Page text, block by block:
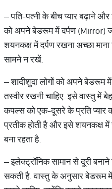
– पति-पत्नी के बीच प्यार बढ़ाने
को अपने बेडरूम में दर्पण (Mirror)
शयनकक्ष में दर्पण रखना अच्छा
सामने न रखें.
– शादीशुदा लोगों को अपने बेडरूम में
तस्वीर रखनी चाहिए. इसे वास्तु में
कपल्स को एक-दूसरे के प्रति प्यार
प्रतीक होती है और इसे शयनकक्ष में
बना रहता है.
– इलेक्ट्रॉनिक सामान से दूरी
सकती है. वास्तु के अनुसार बेडरूम